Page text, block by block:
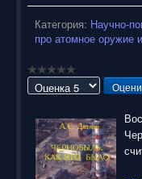
Категория: Научно-
про атомное оружие
Пожалуйста,